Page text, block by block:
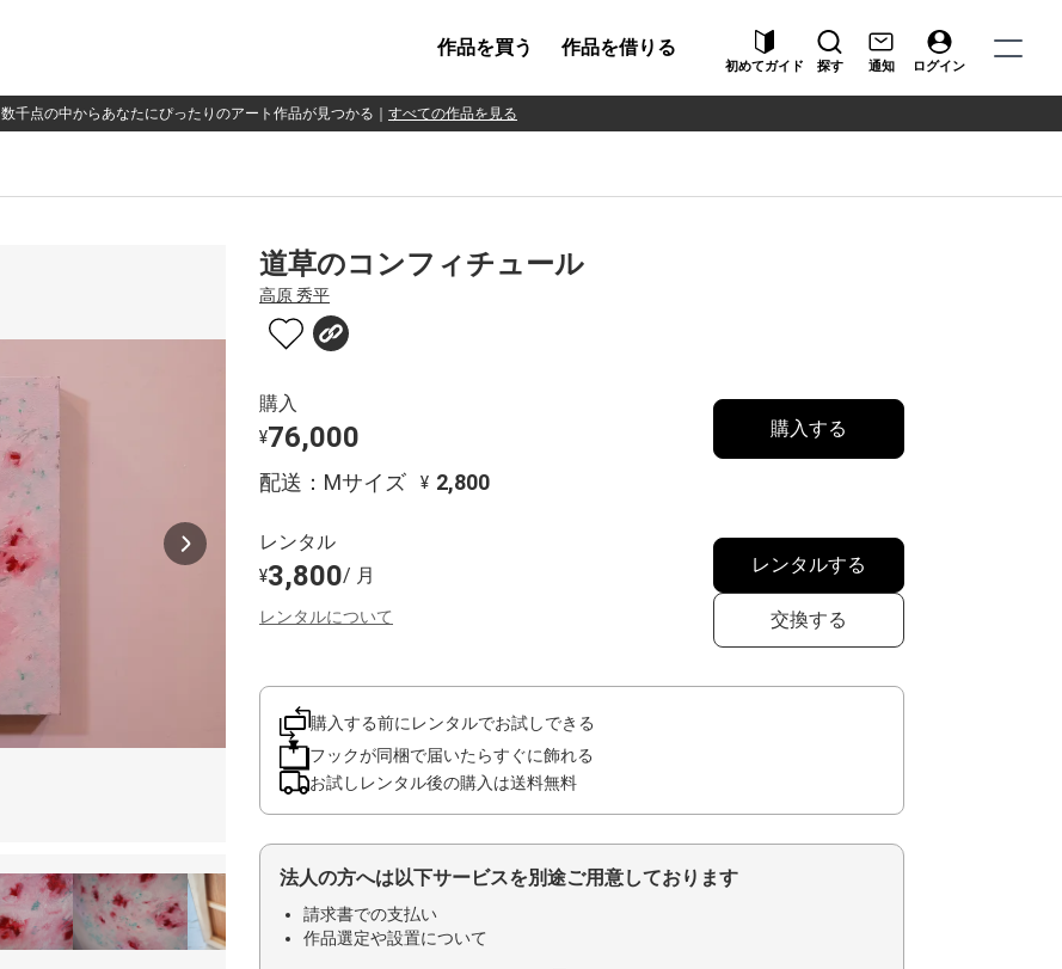
作品を買う 作品を借りる
初めてガイド 探す 通知 ログイン
数千点の中からあなたにぴったりのアート作品が見つかる すべての作品を見る
道草のコンフィチュール
高原 秀平
購入
¥76,000
配送：Mサイズ ¥ 2,800
購入する
レンタル
¥3,800/ 月
レンタルについて
レンタルする
交換する
購入する前にレンタルでお試しできる
フックが同梱で届いたらすぐに飾れる
お試しレンタル後の購入は送料無料
法人の方へは以下サービスを別途ご用意しております
請求書での支払い
作品選定や設置について